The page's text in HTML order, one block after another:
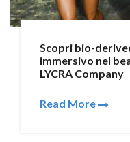
Scopri bio-
immersivo nel
LYCRA Company
Read More